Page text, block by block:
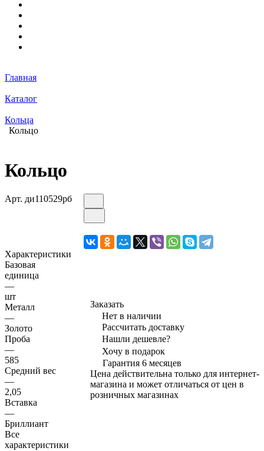
Главная
Каталог
Кольца
Кольцо
Кольцо
Арт. ди110529рб
Характеристики
Базовая
единица
—
шт
Металл
—
Золото
Проба
—
585
Средний вес
—
2,05
Вставка
—
Бриллиант
Все
характеристики
Заказать
Нет в наличии
Рассчитать доставку
Нашли дешевле?
Хочу в подарок
Гарантия 6 месяцев
Цена действительна только для интернет-
магазина и может отличаться от цен в
розничных магазинах